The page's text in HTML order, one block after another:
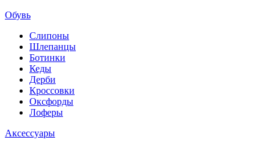
Обувь
Слипоны
Шлепанцы
Ботинки
Кеды
Дерби
Кроссовки
Оксфорды
Лоферы
Аксессуары